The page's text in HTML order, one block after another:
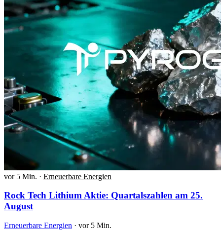
vor 5 Min. · Erneuerbare Energien
Rock Tech Lithium Aktie: Quartalszahlen am 25.
August
Erneuerbare Energien · vor 5 Min.